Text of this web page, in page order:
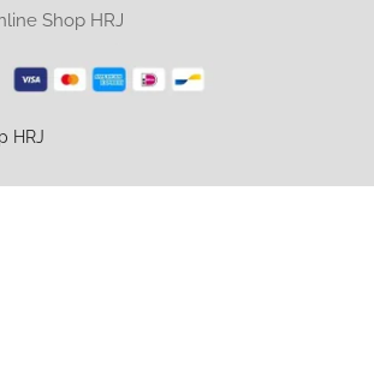
Shop HRJ
HRJ